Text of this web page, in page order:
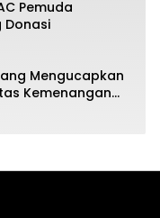
Pemuda
Donasi
Kemenangan
H.Sapin